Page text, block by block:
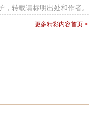
转载请标明出处和作者。
更多精彩内容首页 >